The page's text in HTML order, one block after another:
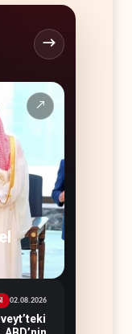
↗
02.08.2026